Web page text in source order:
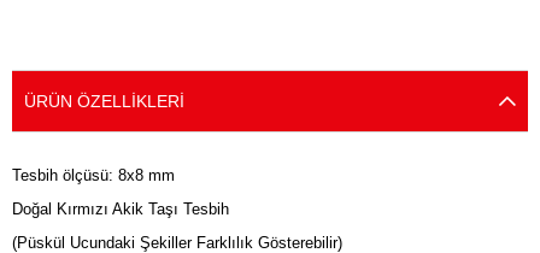
ÜRÜN ÖZELLIKLERI
Tesbih ölçüsü: 8x8 mm
Doğal Kırmızı Akik Taşı Tesbih
(Püskül Ucundaki Şekiller Farklılık Gösterebilir)